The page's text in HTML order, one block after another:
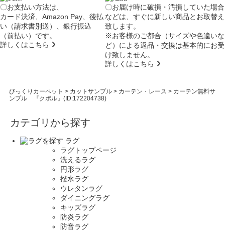
〇お支払い方法は、
カード決済、Amazon Pay、後払
い（請求書別送）、銀行振込
（前払い）です。
詳しくはこちら
〇お届け時に破損・汚損していた場合
などは、すぐに新しい商品とお取替え
致します。
※お客様のご都合（サイズや色違いな
ど）による返品・交換は基本的にお受
け致しません。
詳しくはこちら
びっくりカーペット > カットサンプル> カーテン・レース > カーテン無料サ
ンプル 『クポル』(ID:172204738)
カテゴリから探す
ラグ
ラグトップページ
洗えるラグ
円形ラグ
撥水ラグ
ウレタンラグ
ダイニングラグ
キッズラグ
防炎ラグ
防音ラグ